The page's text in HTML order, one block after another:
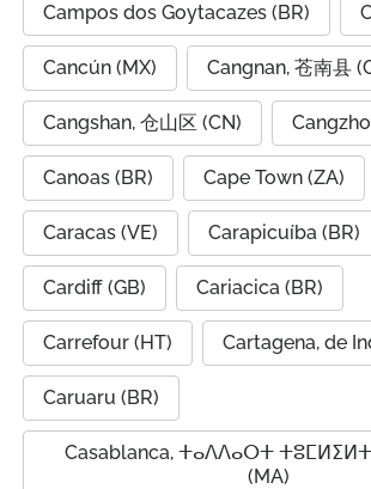
Campos dos Goytacazes (BR)
Cancún (MX) Cangnan, 苍南县
Cangshan, 仓山区 (CN)
Canoas (BR) Cape Town (ZA)
Caracas (VE) Carapicuíba (BR)
Cardiff (GB) Cariacica (BR)
Carrefour (HT) Cartagena, de
Caruaru (BR)
Casablanca, ⵜⴰⴷⴷⴰⵔⵜ ⵜⵓⵎⵍⵉⵍⵜ الدار البيضاء
(MA)